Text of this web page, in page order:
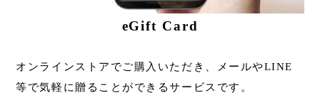
eGift Card
オンラインストアでご購入いただき、メールやLINE
等で気軽に贈ることができるサービスです。